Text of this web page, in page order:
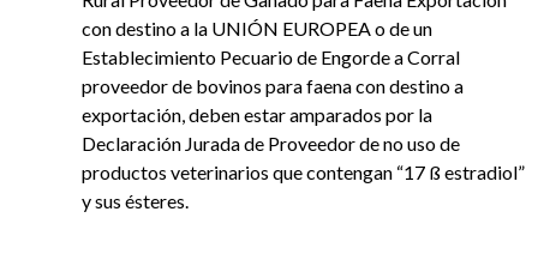
con destino a la UNIÓN EUROPEA o de un
Establecimiento Pecuario de Engorde a Corral
proveedor de bovinos para faena con destino a
exportación, deben estar amparados por la
Declaración Jurada de Proveedor de no uso de
productos veterinarios que contengan “17 ß estradiol”
y sus ésteres.